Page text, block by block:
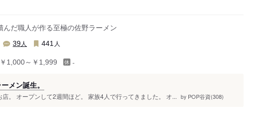
だ職人が作る至極の佐野ラーメン
39人 441 人
￥1,000～￥1,999 -
メン誕生。
。 オープンして2週間ほど。 家族4人で行ってきました。 オ... by POP谷資(308)